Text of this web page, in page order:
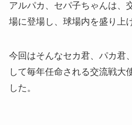
アルパカ、セパ子ちゃんは、
場に登場し、球場内を盛り上
今回はそんなセカ君、パカ君
して毎年任命される交流戦大
した。